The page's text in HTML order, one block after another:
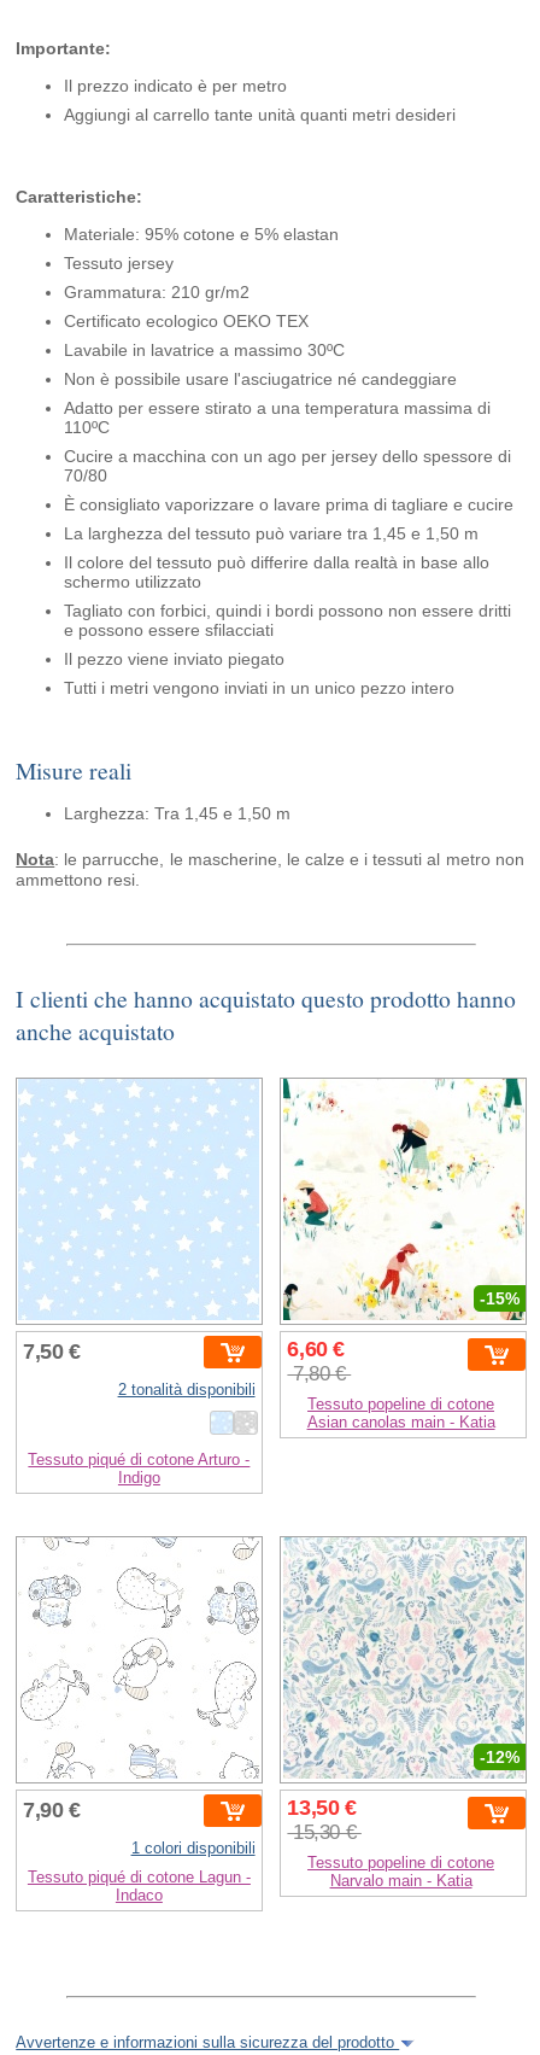
Importante:
Il prezzo indicato è per metro
Aggiungi al carrello tante unità quanti metri desideri
Caratteristiche:
Materiale: 95% cotone e 5% elastan
Tessuto jersey
Grammatura: 210 gr/m2
Certificato ecologico OEKO TEX
Lavabile in lavatrice a massimo 30ºC
Non è possibile usare l'asciugatrice né candeggiare
Adatto per essere stirato a una temperatura massima di
110ºC
Cucire a macchina con un ago per jersey dello spessore di
70/80
È consigliato vaporizzare o lavare prima di tagliare e cucire
La larghezza del tessuto può variare tra 1,45 e 1,50 m
Il colore del tessuto può differire dalla realtà in base allo
schermo utilizzato
Tagliato con forbici, quindi i bordi possono non essere dritti
e possono essere sfilacciati
Il pezzo viene inviato piegato
Tutti i metri vengono inviati in un unico pezzo intero
Misure reali
Larghezza: Tra 1,45 e 1,50 m
Nota: le parrucche, le mascherine, le calze e i tessuti al metro non
ammettono resi.
I clienti che hanno acquistato questo prodotto hanno
anche acquistato
7,50 €
2 tonalità disponibili
Tessuto piqué di cotone Arturo -
Indigo
-15%
6,60 €
7,80 €
Tessuto popeline di cotone
Asian canolas main - Katia
7,90 €
1 colori disponibili
Tessuto piqué di cotone Lagun -
Indaco
-12%
13,50 €
15,30 €
Tessuto popeline di cotone
Narvalo main - Katia
Avvertenze e informazioni sulla sicurezza del prodotto